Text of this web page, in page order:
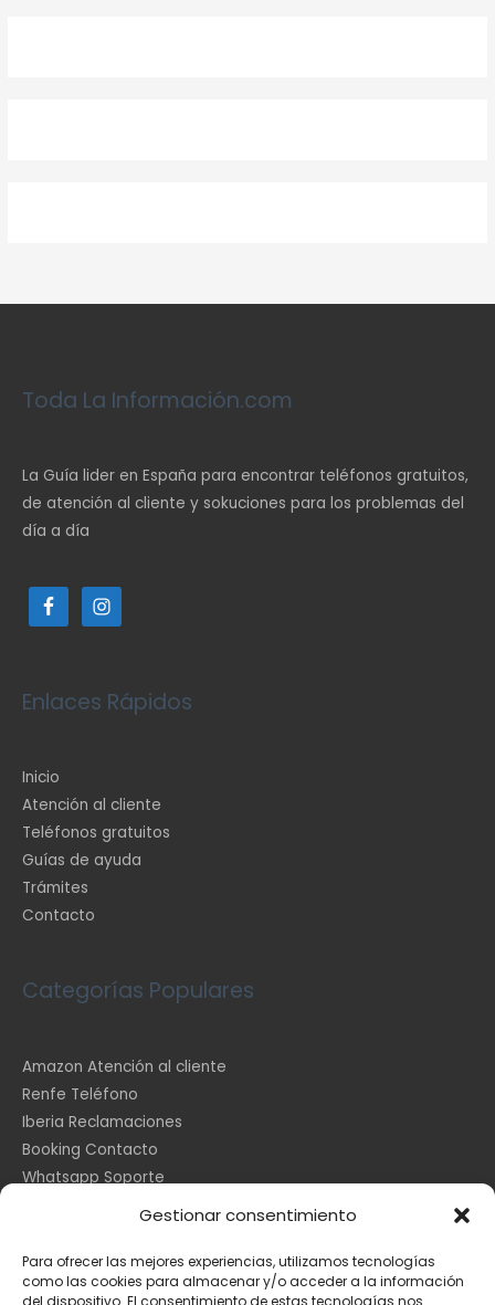
Gestionar consentimiento
Para ofrecer las mejores experiencias, utilizamos tecnologías
como las cookies para almacenar y/o acceder a la información
del dispositivo. El consentimiento de estas tecnologías nos
Toda La Información.com
La Guía lider en España para encontrar teléfonos gratuitos,
de atención al cliente y sokuciones para los problemas del
día a día
Enlaces Rápidos
Inicio
Atención al cliente
Teléfonos gratuitos
Guías de ayuda
Trámites
Contacto
Categorías Populares
Amazon Atención al cliente
Renfe Teléfono
Iberia Reclamaciones
Booking Contacto
Whatsapp Soporte